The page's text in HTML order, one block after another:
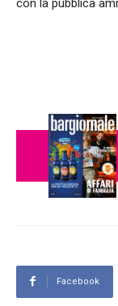
con la pubblica
Facebook